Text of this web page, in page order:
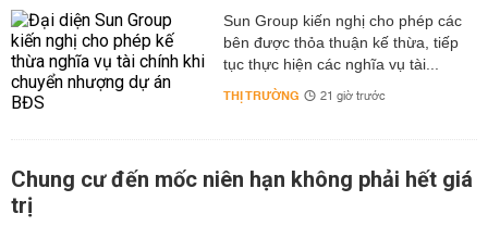
Sun Group kiến nghị cho phép các
bên được thỏa thuận kế thừa, tiếp
tục thực hiện các nghĩa vụ tài...
THỊ TRƯỜNG 21 giờ trước
Chung cư đến mốc niên hạn không phải hết giá
trị